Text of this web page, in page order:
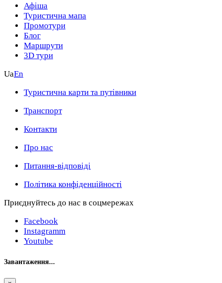
Афіша
Туристична мапа
Промотури
Блог
Маршрути
3D тури
UaEn
Туристична карти та путівники
Транспорт
Контакти
Про нас
Питання-відповіді
Політика конфіденційності
Приєднуйтесь до нас в соцмережах
Facebook
Instagramm
Youtube
Завантаження...